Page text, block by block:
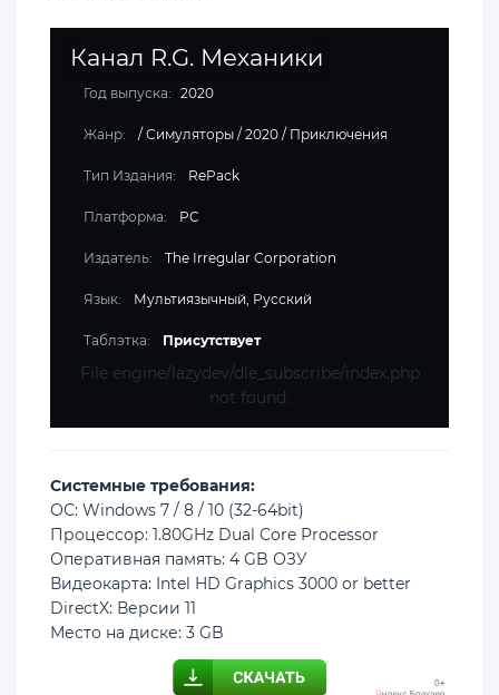
Канал R.G. Механики
Год выпуска: 2020
Жанр: / Симуляторы / 2020 / Приключения
Тип Издания: RePack
Платформа: PC
Издатель: The Irregular Corporation
Язык: Мультиязычный, Русский
Таблэтка: Присутствует
File engine/lazydev/dle_subscribe/index.php
not found.
Cистемные требования:
ОС: Windows 7 / 8 / 10 (32-64bit)
Процессор: 1.80GHz Dual Core Processor
Оперативная память: 4 GB ОЗУ
Видеокарта: Intel HD Graphics 3000 or better
DirectX: Версии 11
Место на диске: 3 GB